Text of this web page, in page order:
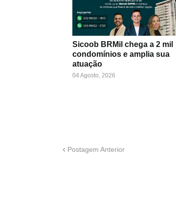
Sicoob BRMil chega a 2 mil
condomínios e amplia sua
atuação
04 Agosto, 2026
Postagem Anterior